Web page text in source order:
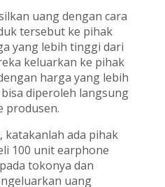
uang dengan cara
tersebut ke pihak
yang lebih tinggi dari
keluarkan ke pihak
harga yang lebih
diperoleh langsung
produsen.
katakanlah ada pihak
100 unit earphone
tokonya dan
uang